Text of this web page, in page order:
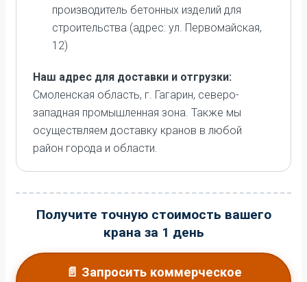
производитель бетонных изделий для
строительства (адрес: ул. Первомайская,
12)
Наш адрес для доставки и отгрузки:
Смоленская область, г. Гагарин, северо-
западная промышленная зона. Также мы
осуществляем доставку кранов в любой
район города и области.
Получите точную стоимость вашего
крана за 1 день
📄 Запросить коммерческое